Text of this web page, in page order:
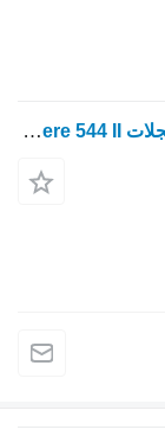
المحرك John Deere PT EPT T4 لـ جرار بعجلات John Deere 544 II